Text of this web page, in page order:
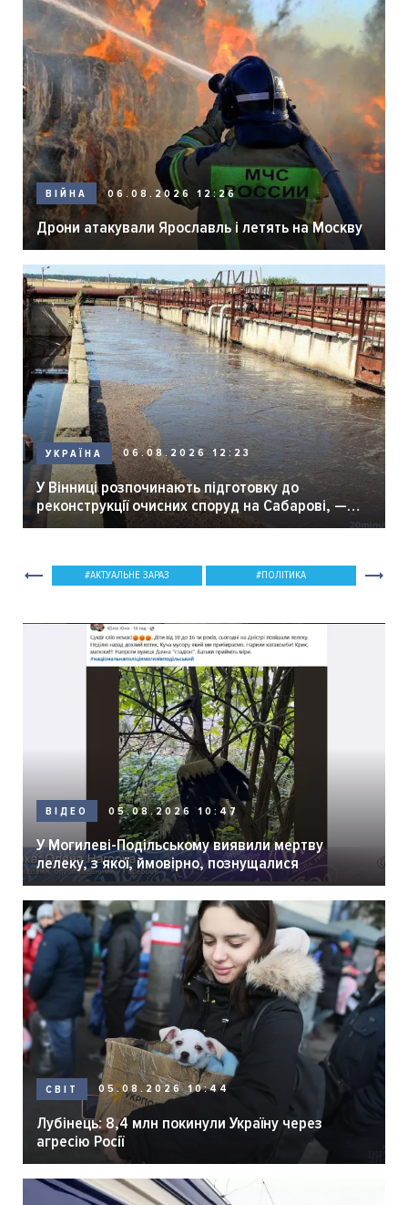
ВІЙНА 06.08.2026 12:26
Дрони атакували Ярославль і летять на Москву
УКРАЇНА 06.08.2026 12:23
У Вінниці розпочинають підготовку до
реконструкції очисних споруд на Сабарові, —
мер Вінниці.
АКТУАЛЬНЕ ЗАРАЗ ПОЛІТИКА
ВІДЕО 05.08.2026 10:47
У Могилеві-Подільському виявили мертву
лелеку, з якої, ймовірно, познущалися
СВІТ 05.08.2026 10:44
Лубінець: 8,4 млн покинули Україну через
агресію Росії